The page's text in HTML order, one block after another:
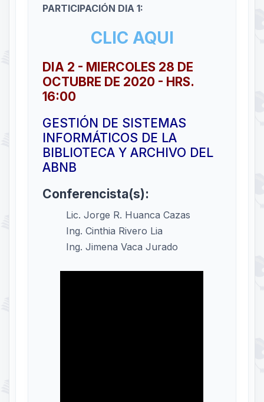
PARTICIPACIÓN DIA 1:
CLIC AQUI
DIA 2 - MIERCOLES 28 DE
OCTUBRE DE 2020 - HRS.
16:00
GESTIÓN DE SISTEMAS
INFORMÁTICOS DE LA
BIBLIOTECA Y ARCHIVO DEL
ABNB
Conferencista(s):
Lic. Jorge R. Huanca Cazas
Ing. Cinthia Rivero Lia
Ing. Jimena Vaca Jurado